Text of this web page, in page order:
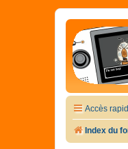
Accès
Index du